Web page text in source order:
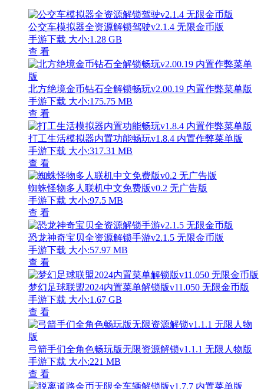
公交车模拟器全资源解锁驾驶v2.1.4 无限金币版
手游下载 大小:1.28 GB
查 看
北方绝境金币钻石全解锁畅玩v2.00.19 内置作弊菜单版
手游下载 大小:175.75 MB
查 看
打工生活模拟器内置功能畅玩v1.8.4 内置作弊菜单版
手游下载 大小:317.31 MB
查 看
蜘蛛怪物多人联机中文免费版v0.2 无广告版
手游下载 大小:97.5 MB
查 看
恐龙神奇宝贝全资源解锁手游v2.1.5 无限金币版
手游下载 大小:57.97 MB
查 看
梦幻足球联盟2024内置菜单解锁版v11.050 无限金币版
手游下载 大小:1.67 GB
查 看
弓箭手们全角色畅玩版无限资源解锁v1.1.1 无限人物版
手游下载 大小:221 MB
查 看